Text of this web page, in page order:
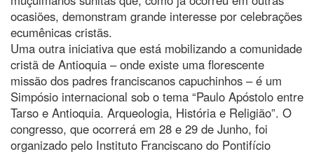
ocasiões, demonstram grande interesse por celebrações
ecumênicas cristãs.
Uma outra iniciativa que está mobilizando a comunidade
cristã de Antioquia – onde existe uma florescente
missão dos padres franciscanos capuchinhos – é um
Simpósio internacional sob o tema “Paulo Apóstolo entre
Tarso e Antioquia. Arqueologia, História e Religião”. O
congresso, que ocorrerá em 28 e 29 de Junho, foi
organizado pelo Instituto Franciscano do Pontifício